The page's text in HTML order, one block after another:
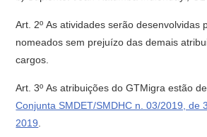
Art. 2º As atividades serão desenvolvidas
nomeados sem prejuízo das demais
cargos.
Art. 3º As atribuições do GTMigra estão
Conjunta SMDET/SMDHC n. 03/2019, de
2019